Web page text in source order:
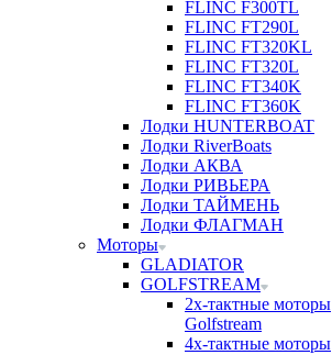
FLINC F300TL
FLINC FT290L
FLINC FT320KL
FLINC FT320L
FLINC FT340K
FLINC FT360K
Лодки HUNTERBOAT
Лодки RiverBoats
Лодки АКВА
Лодки РИВЬЕРА
Лодки ТАЙМЕНЬ
Лодки ФЛАГМАН
Моторы
GLADIATOR
GOLFSTREAM
2х-тактные моторы
Golfstream
4х-тактные моторы